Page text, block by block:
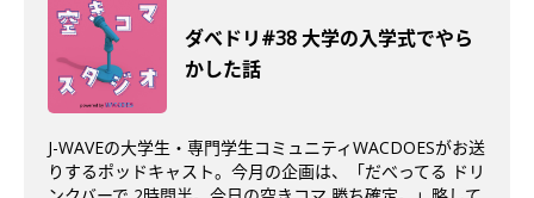
ダべドリ#38 大学の入学式でやら
かした話
J-WAVEの大学生・専門学生コミュニティWACDOESがお送
りするポッドキャスト。今月の企画は、「だべってる ドリ